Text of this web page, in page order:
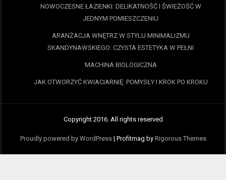
NOWOCZESNE ŁAZIENKI: DELIKATNOŚĆ I ŚWIEŻOŚĆ W
JEDNYM POMIESZCZENIU
ARANŻACJA WNĘTRZ W STYLU MINIMALIZMU
SKANDYNAWSKIEGO: CZYSTA ESTETYKA W PEŁNI
MACHINA BIOLOGICZNA
JAK OTWORZYĆ KWIACIARNIĘ: POMYSŁY I KROK PO KROKU
Copyright 2016. All rights reserved
Proudly powered by WordPress | Profitmag by Rigorous Themes